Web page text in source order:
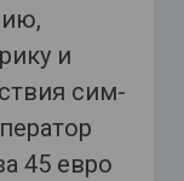
и
сим-
45 евро